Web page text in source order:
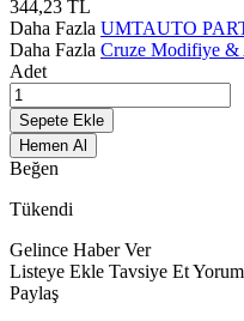
344,23 TL
Daha Fazla UMTAUTO
Daha Fazla Cruze Modifiye &
Adet
Sepete Ekle
Hemen Al
Beğen
Tükendi
Gelince Haber Ver
Listeye Ekle Tavsiye Et
Paylaş